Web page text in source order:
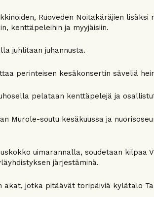
Ruoveden Noitakäräjien
kenttäpeleihin ja myyjäisiin.
juhlitaan juhannusta.
perinteisen kesäkonsertin säveliä
pelataan kenttäpelejä ja
Murole-soutu kesäkuussa ja
uimarannalla, soudetaan kilpaa
järjestäminä.
akat, jotka pitäävät toripäiviä kylätalo